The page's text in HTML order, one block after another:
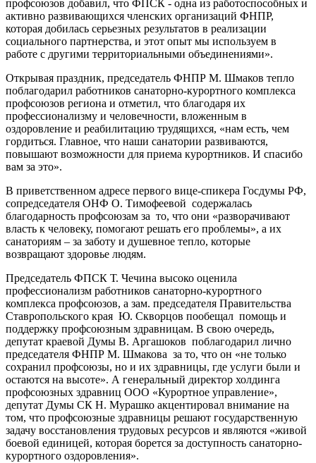
профсоюзов добавил, что ФПСК - одна из работоспособных и
активно развивающихся членских организаций ФНПР,
которая добилась серьезных результатов в реализации
социального партнерства, и этот опыт мы используем в
работе с другими территориальными объединениями».
Открывая праздник, председатель ФНПР М. Шмаков тепло
поблагодарил работников санаторно-курортного комплекса
профсоюзов региона и отметил, что благодаря их
профессионализму и человечности, вложенным в
оздоровление и реабилитацию трудящихся, «нам есть, чем
гордиться. Главное, что наши санатории развиваются,
повышают возможности для приема курортников. И спасибо
вам за это».
В приветственном адресе первого вице-спикера Госдумы РФ,
сопредседателя ОНФ О. Тимофеевой содержалась
благодарность профсоюзам за то, что они «разворачивают
власть к человеку, помогают решать его проблемы», а их
санаториям – за заботу и душевное тепло, которые
возвращают здоровье людям.
Председатель ФПСК Т. Чечина высоко оценила
профессионализм работников санаторно-курортного
комплекса профсоюзов, а зам. председателя Правительства
Ставропольского края Ю. Скворцов пообещал помощь и
поддержку профсоюзным здравницам. В свою очередь,
депутат краевой Думы В. Аргашоков поблагодарил лично
председателя ФНПР М. Шмакова за то, что он «не только
сохранил профсоюзы, но и их здравницы, где услуги были и
остаются на высоте». А генеральный директор холдинга
профсоюзных здравниц ООО «Курортное управление»,
депутат Думы СК Н. Мурашко акцентировал внимание на
том, что профсоюзные здравницы решают государственную
задачу восстановления трудовых ресурсов и являются «живой
боевой единицей, которая борется за доступность санаторно-
курортного оздоровления».